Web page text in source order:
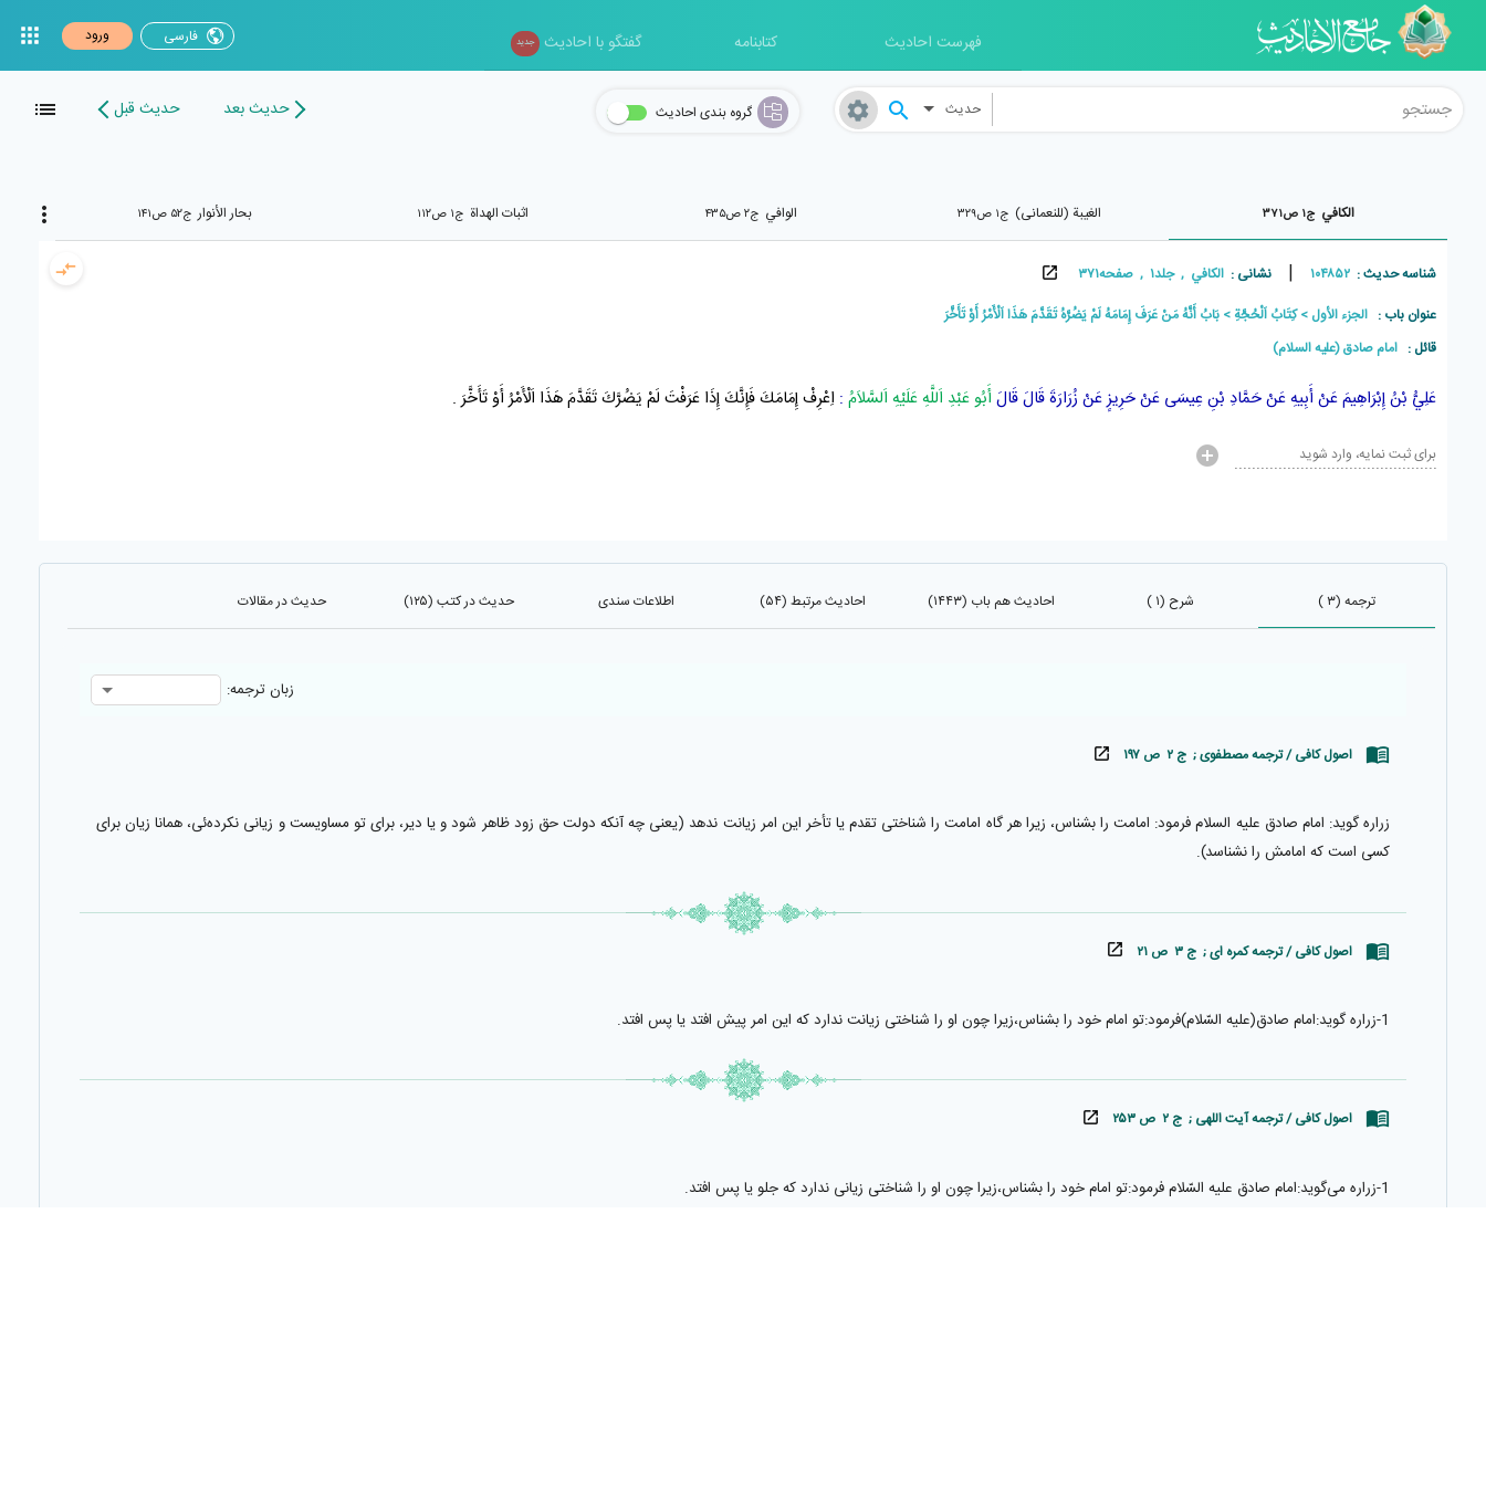
فهرست احادیث کتابنامه گفتگو با احادیث جدید فارسی ورود
حدیث گروه بندی احادیث حدیث بعد حدیث قبل
الکافي ج۱ ص۳۷۱ الغيبة (للنعمانی) ج۱ ص۳۲۹ الوافي ج۲ ص۴۳۵ اثبات الهداة ج۱ ص۱۱۲ بحار الأنوار ج۵۲ ص۱۴۱
شناسه حدیث : ۱۰۴۸۵۲ | نشانی : الکافي , جلد۱ , صفحه۳۷۱
عنوان باب : الجزء الأول كِتَابُ اَلْحُجَّةِ
بَابُ أَنَّهُ مَنْ عَرَفَ إِمَامَهُ لَمْ يَضُرَّهُ تَقَدَّمَ هَذَا اَلْأَمْرُ أَوْ تَأَخَّرَ
قائل : امام صادق (علیه السلام)
عَلِيُّ بْنُ إِبْرَاهِيمَعَنْأَبِيهِعَنْحَمَّادِ بْنِ عِيسَى عَنْحَرِيزٍعَنْ زُرَارَةَقَالَ قَالَأَبُو عَبْدِ اَللَّهِ عَلَيْهِ اَلسَّلاَمُ : اِعْرِفْ إِمَامَكَ فَإِنَّكَ إِذَا عَرَفْتَ لَمْ يَضُرَّكَ تَقَدَّمَ هَذَا اَلْأَمْرُ أَوْ تَأَخَّرَ .
برای ثبت نمایه، وارد شوید
ترجمه (۳ ) شرح (۱ ) احادیث هم باب (۱۴۴۳) احادیث مرتبط (۵۴) اطلاعات سندی حدیث در کتب (۱۲۵) حدیث در مقالات
زبان ترجمه:
اصول کافی / ترجمه مصطفوی ; ج ۲ ص ۱۹۷
زراره گويد: امام صادق عليه السلام فرمود: امامت را بشناس، زيرا هر گاه امامت را شناختى تقدم يا تأخر اين امر زيانت ندهد (يعنى چه آنكه دولت حق زود ظاهر شود و يا دير، براى تو مساويست و زيانى نكرده‌ئى، همانا زيان براى
كسى است كه امامش را نشناسد).
اصول كافى / ترجمه كمره اى ; ج ۳ ص ۲۱
1-زراره گويد:امام صادق(عليه السّلام)فرمود:تو امام خود را بشناس،زيرا چون او را شناختى زيانت ندارد كه اين امر پيش افتد يا پس افتد.
اصول کافی / ترجمه آیت اللهی ; ج ۲ ص ۲۵۳
1-زراره مى‌گويد:امام صادق عليه السّلام فرمود:تو امام خود را بشناس،زيرا چون او را شناختى زيانى ندارد كه جلو يا پس افتد.